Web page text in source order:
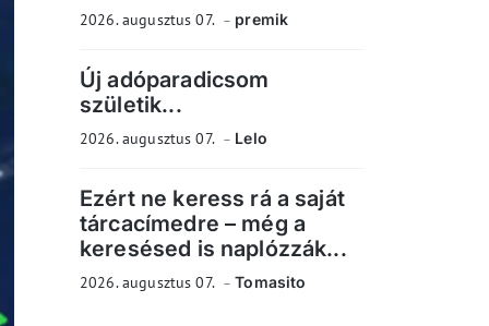
2026. augusztus 07. premik
Új adóparadicsom
születik...
2026. augusztus 07. Lelo
Ezért ne keress rá a saját
tárcacímedre – még a
keresésed is naplózzák...
2026. augusztus 07. Tomasito